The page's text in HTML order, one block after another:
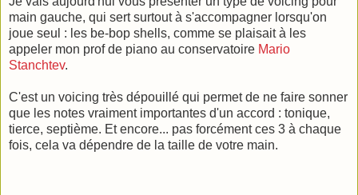
main gauche, qui sert surtout à s'accompagner lorsqu'on
joue seul : les be-bop shells, comme se plaisait à les
appeler mon prof de piano au conservatoire Mario
Stanchtev.
C'est un voicing très dépouillé qui permet de ne faire sonner
que les notes vraiment importantes d'un accord : tonique,
tierce, septième. Et encore... pas forcément ces 3 à chaque
fois, cela va dépendre de la taille de votre main.